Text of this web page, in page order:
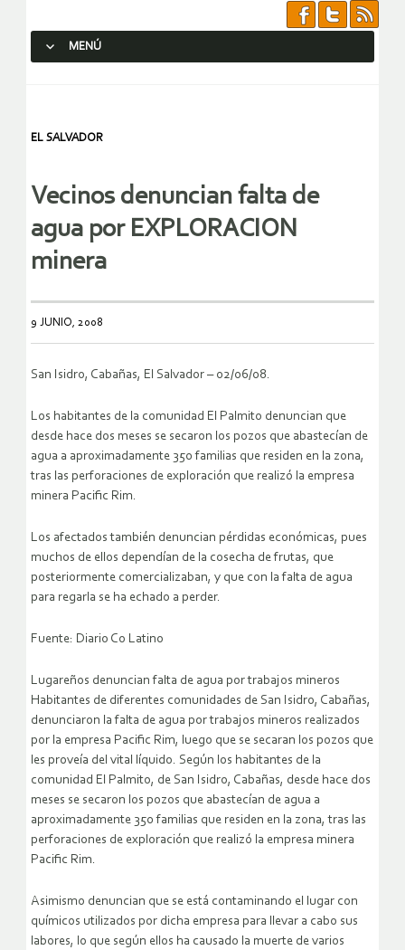
MENÚ
EL SALVADOR
Vecinos denuncian falta de
agua por EXPLORACION
minera
9 JUNIO, 2008
San Isidro, Cabañas, El Salvador – 02/06/08.
Los habitantes de la comunidad El Palmito denuncian que
desde hace dos meses se secaron los pozos que abastecían de
agua a aproximadamente 350 familias que residen en la zona,
tras las perforaciones de exploración que realizó la empresa
minera Pacific Rim.
Los afectados también denuncian pérdidas económicas, pues
muchos de ellos dependían de la cosecha de frutas, que
posteriormente comercializaban, y que con la falta de agua
para regarla se ha echado a perder.
Fuente: Diario Co Latino
Lugareños denuncian falta de agua por trabajos mineros
Habitantes de diferentes comunidades de San Isidro, Cabañas,
denunciaron la falta de agua por trabajos mineros realizados
por la empresa Pacific Rim, luego que se secaran los pozos que
les proveía del vital líquido. Según los habitantes de la
comunidad El Palmito, de San Isidro, Cabañas, desde hace dos
meses se secaron los pozos que abastecían de agua a
aproximadamente 350 familias que residen en la zona, tras las
perforaciones de exploración que realizó la empresa minera
Pacific Rim.
Asimismo denuncian que se está contaminando el lugar con
químicos utilizados por dicha empresa para llevar a cabo sus
labores, lo que según ellos ha causado la muerte de varios